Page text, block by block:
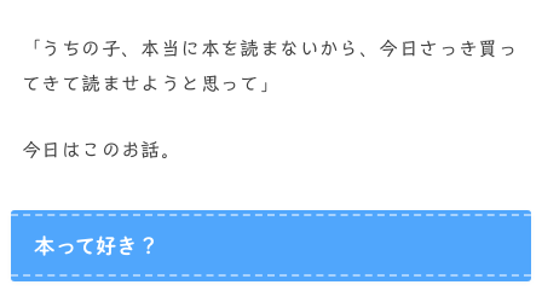
「うちの子、本当に本を読まないから、今日さっき買っ
てきて読ませようと思って」
今日はこのお話。
本って好き？